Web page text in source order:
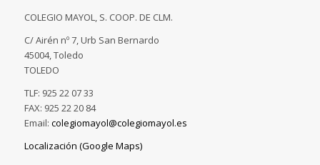
COLEGIO MAYOL, S. COOP. DE CLM.
C/ Airén nº 7, Urb San Bernardo
45004, Toledo
TOLEDO
TLF: 925 22 07 33
FAX: 925 22 20 84
Email: colegiomayol@colegiomayol.es
Localización (Google Maps)